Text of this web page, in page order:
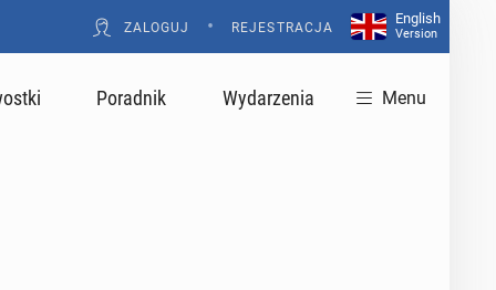
ZALOGUJ • REJESTRACJA
English
Version
Poradnik Wydarzenia Menu